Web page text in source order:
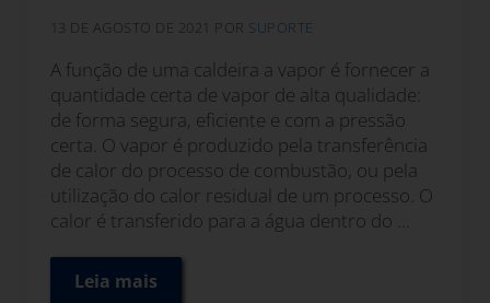
13 DE AGOSTO DE 2021 POR SUPORTE
A função de uma caldeira a vapor é fornecer a
quantidade certa de vapor de alta qualidade:
de forma segura, eficiente e com a pressão
certa. O vapor é produzido pela transferência
de calor do processo de combustão, ou pela
utilização do calor residual de um processo. O
calor é transferido para a água dentro do ...
Leia maisDeterminação dos níveis de água em